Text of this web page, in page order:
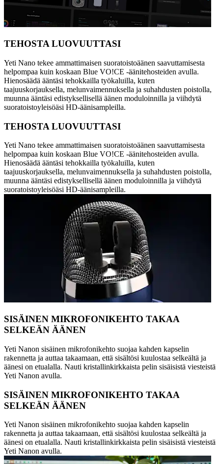
TEHOSTA LUOVUUTTASI
Yeti Nano tekee ammattimaisen suoratoistoäänen saavuttamisesta
helpompaa kuin koskaan Blue VO!CE -äänitehosteiden avulla.
Hienosäädä ääntäsi tehokkailla työkaluilla, kuten
taajuuskorjauksella, melunvaimennuksella ja suhahdusten poistolla,
muunna ääntäsi edistyksellisellä äänen moduloinnilla ja viihdytä
suoratoistoyleisöäsi HD-äänisampleilla.
TEHOSTA LUOVUUTTASI
Yeti Nano tekee ammattimaisen suoratoistoäänen saavuttamisesta
helpompaa kuin koskaan Blue VO!CE -äänitehosteiden avulla.
Hienosäädä ääntäsi tehokkailla työkaluilla, kuten
taajuuskorjauksella, melunvaimennuksella ja suhahdusten poistolla,
muunna ääntäsi edistyksellisellä äänen moduloinnilla ja viihdytä
suoratoistoyleisöäsi HD-äänisampleilla.
SISÄINEN MIKROFONIKEHTO TAKAA
SELKEÄN ÄÄNEN
Yeti Nanon sisäinen mikrofonikehto suojaa kahden kapselin
rakennetta ja auttaa takaamaan, että sisältösi kuulostaa selkeältä ja
äänesi on etualalla. Nauti kristallinkirkkaista pelin sisäisistä viesteistä
Yeti Nanon avulla.
SISÄINEN MIKROFONIKEHTO TAKAA
SELKEÄN ÄÄNEN
Yeti Nanon sisäinen mikrofonikehto suojaa kahden kapselin
rakennetta ja auttaa takaamaan, että sisältösi kuulostaa selkeältä ja
äänesi on etualalla. Nauti kristallinkirkkaista pelin sisäisistä viesteistä
Yeti Nanon avulla.